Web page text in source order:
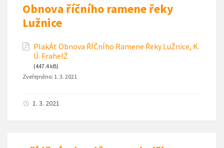
Obnova říčního ramene řeky
Lužnice
PlakÁt Obnova ŘÍČnÍho Ramene Řeky LuŽnice, K.
Ú. FrahelŽ
(447.4 kB)
Zveřejněno: 1. 3. 2021
1. 3. 2021